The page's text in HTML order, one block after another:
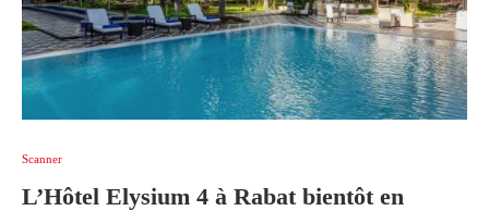
Scanner
L’Hôtel Elysium 4 à Rabat bientôt en